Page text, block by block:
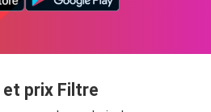
prix Filtre